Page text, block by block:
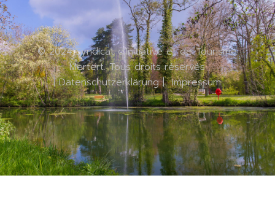
© 2024 Syndicat d'Initiative et de Tourisme
Mertert. Tous droits réservés
|Datenschutzerklärung|Impressum